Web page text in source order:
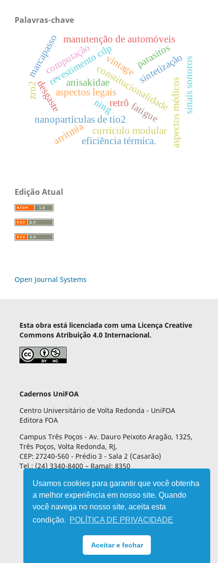
Usamos cookies para garantir que você obtenha
a melhor experiência em nosso site. Quando
você navega no nosso site, aceita esta
condição. POLÍTICA DE PRIVACIDADE
Aceitar e fechar
Palavras-chave
nanopartículas de tio2
ning
constitucionalidade
aspectos legais aspectos médicos
desgaste
revestimento cdpvintage
retrô
manutenção de automóveis
currículo modular
arritmia
sintetizaçãosinais sonoros
anisakidae
parasitos
marcapasso
computação
zro2
fatigue
eficiência térmica.
Edição Atual
Open Journal Systems
Esta obra está licenciada com uma Licença Creative
Commons Atribuição 4.0 Internacional.
Cadernos UniFOA
Centro Universitário de Volta Redonda - UniFOA
Editora FOA
Campus Três Poços - Av. Dauro Peixoto Aragão, 1325,
Três Poços, Volta Redonda, RJ,
CEP: 27240-560 - Prédio 3 - Sala 2 (Casarão)
Tel.: (24) 3340-8400 – Ramal: 8350